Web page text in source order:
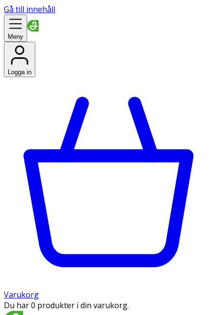
Gå till innehåll
Meny
Logga in
Varukorg
Du har 0 produkter i din varukorg.